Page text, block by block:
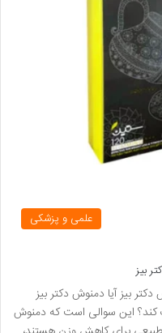
علمی و پزشکی
بیز
بیز آیا دمنوش دکتر بیز
این سوالی است که دمنوش